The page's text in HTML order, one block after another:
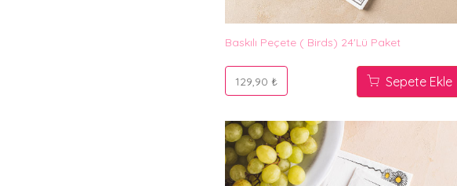
Baskılı Peçete ( Birds) 24'lü Paket
129,90 ₺ Sepete Ekle